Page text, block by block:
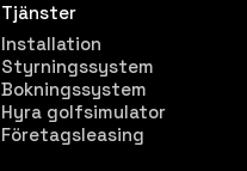
Tjänster
Installation
Styrningssystem
Bokningssystem
Hyra golfsimulator
Företagsleasing